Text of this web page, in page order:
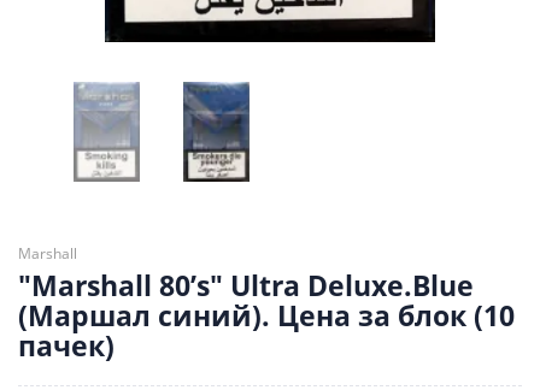
Marshall
"Marshall 80’s" Ultra Deluxe.Blue
(Маршал синий). Цена за блок (10
пачек)